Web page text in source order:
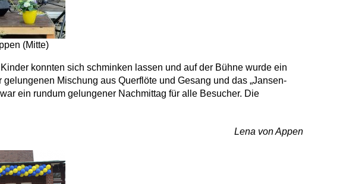
(Mitte)
konnten sich schminken lassen und auf der Bühne wurde ein
Mischung aus Querflöte und Gesang und das „Jansen-
ein rundum gelungener Nachmittag für alle Besucher. Die
Lena von Appen